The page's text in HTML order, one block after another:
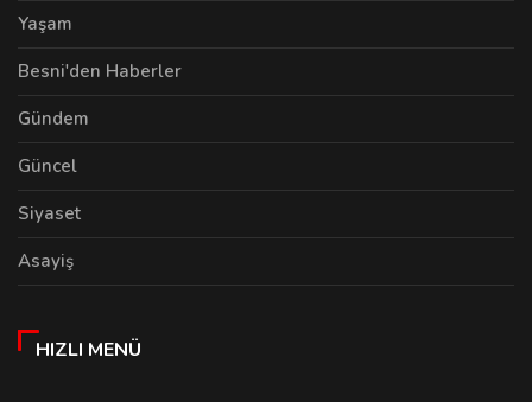
Yaşam
Besni'den Haberler
Gündem
Güncel
Siyaset
Asayiş
HIZLI MENÜ